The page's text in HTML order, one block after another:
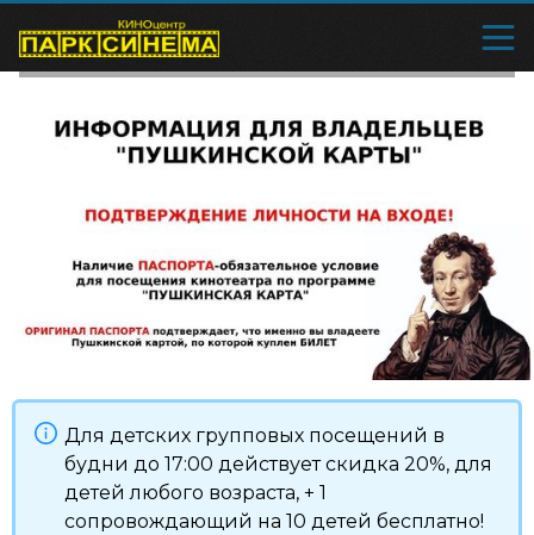
Для детских групповых посещений в
будни до 17:00 действует скидка 20%, для
детей любого возраста, + 1
сопровождающий на 10 детей бесплатно!